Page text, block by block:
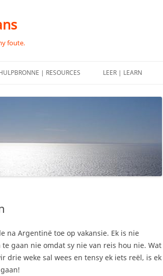
foute.
| RESOURCES LEER | LEARN
na Argentinë toe op vakansie. Ek is nie
gaan nie omdat sy nie van reis hou nie.
drie weke sal wees en tensy ek iets reël, is ek